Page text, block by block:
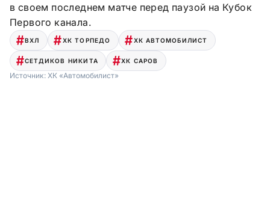
в своем последнем матче перед паузой на Кубок
Первого канала.
ВХЛ ХК ТОРПЕДО ХК АВТОМОБИЛИСТ
СЕТДИКОВ НИКИТА ХК САРОВ
Источник: ХК «Автомобилист»